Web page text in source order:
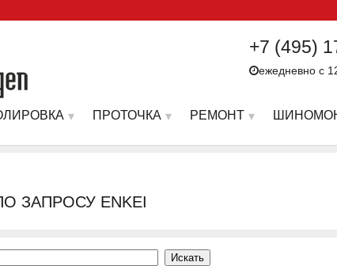
+7 (495)
ежедневно с
ПРОТОЧКА РЕМОНТ
ЗАПРОСУ ENKEI